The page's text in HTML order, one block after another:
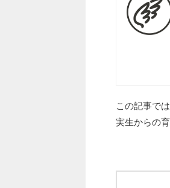
この記事で
実生からの